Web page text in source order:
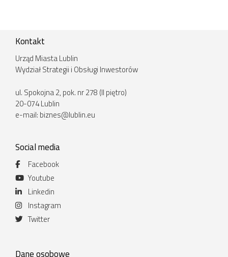
Kontakt
Urząd Miasta Lublin
Wydział Strategii i Obsługi Inwestorów
ul. Spokojna 2, pok. nr 278 (II piętro)
20-074 Lublin
e-mail: biznes@lublin.eu
Social media
Facebook
Youtube
Linkedin
Instagram
Twitter
Dane osobowe